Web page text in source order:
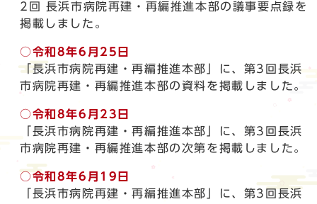
2回 長浜市病院再建・再編推進本部の議事要点録を
掲載しました。
○令和8年6月25日
「長浜市病院再建・再編推進本部」に、第3回長浜
市病院再建・再編推進本部の資料を掲載しました。
○令和8年6月23日
「長浜市病院再建・再編推進本部」に、第3回長浜
市病院再建・再編推進本部の次第を掲載しました。
○令和8年6月19日
「長浜市病院再建・再編推進本部」に、第3回長浜